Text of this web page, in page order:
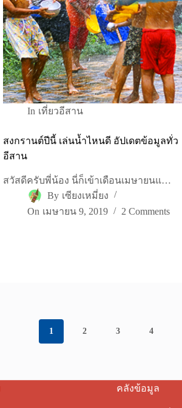
In เที่ยวอีสาน
สงกรานต์ปีนี้ เล่นน้ำไหนดี อัปเดตข้อมูลทั่ว
อีสาน
สวัสดีครับพี่น้อง นี่ก็เข้าเดือนเมษายนแ…
By เซียงเหมี่ยง
On เมษายน 9, 2019 2 Comments
1 2 3 4
คลังข้อมูล